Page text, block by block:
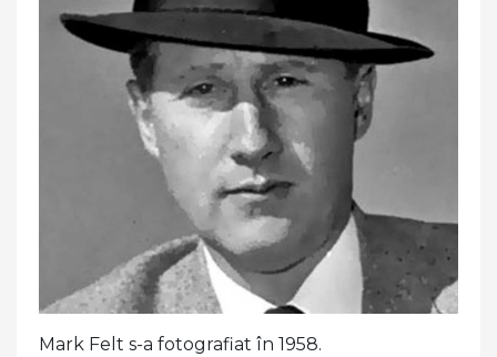
Mark Felt s-a fotografiat în 1958.